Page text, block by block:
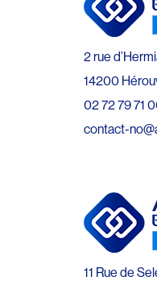
2 rue
14200
02 72 79 71
contact-
11 Rue de